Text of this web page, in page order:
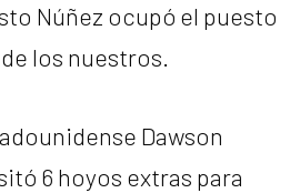
Núñez ocupó el puesto
los nuestros.
Dawson
6 hoyos extras para